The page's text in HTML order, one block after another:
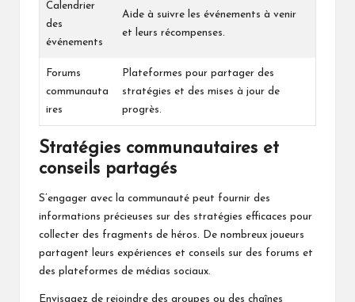
Calendrier
des
événements
Aide à suivre les événements à venir
et leurs récompenses.
Forums
communauta
ires
Plateformes pour partager des
stratégies et des mises à jour de
progrès.
Stratégies communautaires et
conseils partagés
S’engager avec la communauté peut fournir des
informations précieuses sur des stratégies efficaces pour
collecter des fragments de héros. De nombreux joueurs
partagent leurs expériences et conseils sur des forums et
des plateformes de médias sociaux.
Envisagez de rejoindre des groupes ou des chaînes